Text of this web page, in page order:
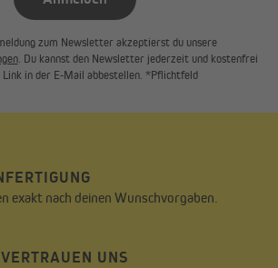
zum Newsletter akzeptierst du unsere
. Du kannst den Newsletter jederzeit und kostenfrei
Link in der E-Mail abbestellen. *Pflichtfeld
exakt nach deinen Wunschvorgaben.
UNS